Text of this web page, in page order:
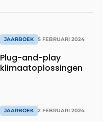
JAARBOEK 5 FEBRUARI 2024
Plug-and-play
klimaatoplossingen
JAARBOEK 2 FEBRUARI 2024